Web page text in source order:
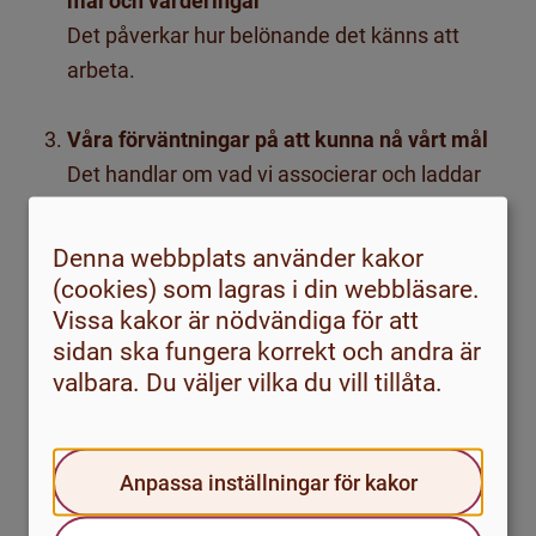
Det påverkar hur belönande det känns att
arbeta.
Våra förväntningar på att kunna nå vårt mål
Det handlar om vad vi associerar och laddar
Vår förmåga att jobba på utan att distraheras
av roligare saker
Med det avses vår förmåga att avstå impulser
att fly från obehag.
Besvara gärna frågorna om hur du resonerar
kring motivation och hanterar motivationsbrist,
Denna webbplats använder kakor
(cookies) som lagras i din webbläsare.
Vissa kakor är nödvändiga för att
sidan ska fungera korrekt och andra är
valbara. Du väljer vilka du vill tillåta.
Anpassa inställningar för kakor